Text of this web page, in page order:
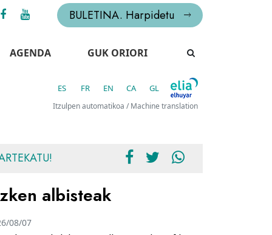
BULETINA. Harpidetu
AGENDA GUK ORIORI
ES FR EN CA GL
Itzulpen automatikoa / Machine translation
albisteak
08/07